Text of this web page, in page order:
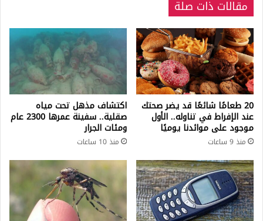
مقالات ذات صلة
20 طعامًا شائعًا قد يضر صحتك
عند الإفراط في تناوله.. الأول
موجود على موائدنا يوميًا
منذ 9 ساعات
اكتشاف مذهل تحت مياه
صقلية.. سفينة عمرها 2300 عام
ومئات الجرار
منذ 10 ساعات